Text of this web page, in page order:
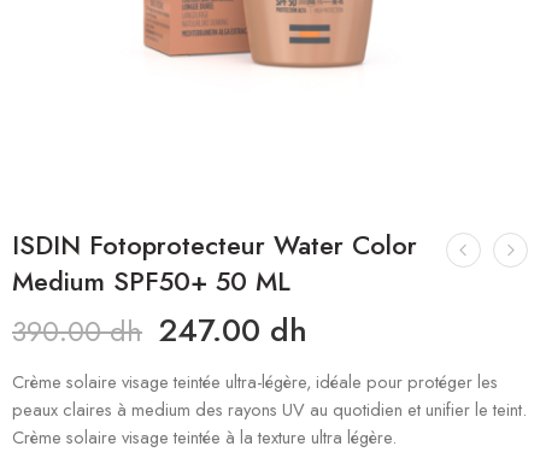
ISDIN Fotoprotecteur Water Color
Medium SPF50+ 50 ML
390.00dh 247.00 dh
Crème solaire visage teintée ultra-légère, idéale pour protéger les
peaux claires à medium des rayons UV au quotidien et unifier le teint.
Crème solaire visage teintée à la texture ultra légère.